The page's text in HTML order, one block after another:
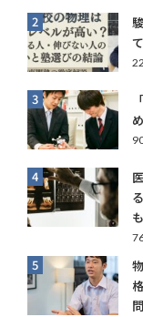
2
3
4
5